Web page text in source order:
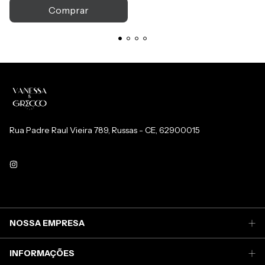
Rua Padre Raul Vieira 789, Russas - CE, 62900015
NOSSA EMPRESA
INFORMAÇÕES